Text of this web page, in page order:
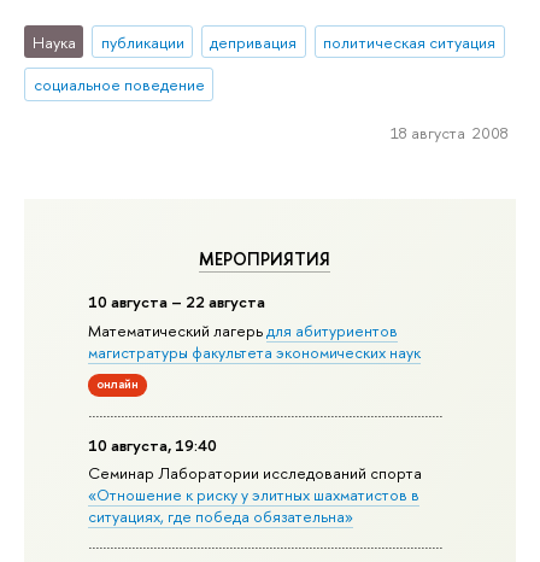
МЕРОПРИЯТИЯ
10 августа – 22 августа
Математический лагерьдля абитуриентов
магистратуры факультета экономических наук
онлайн
10 августа, 19:40
Семинар Лаборатории исследований спорта
«Отношение к риску у элитных шахматистов в
ситуациях, где победа обязательна»
Наука публикации депривация
политическая ситуация
социальное поведение
18 августа 2008